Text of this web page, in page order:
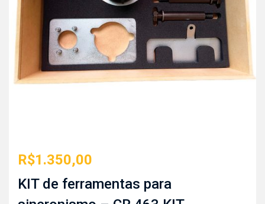
R$1.350,00
KIT de ferramentas para